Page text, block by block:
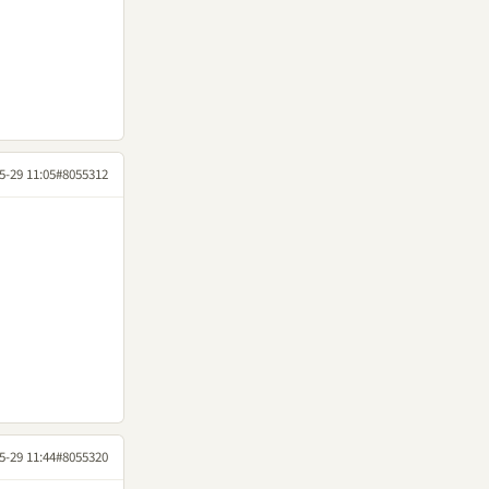
29 11:05#8055312
29 11:44#8055320